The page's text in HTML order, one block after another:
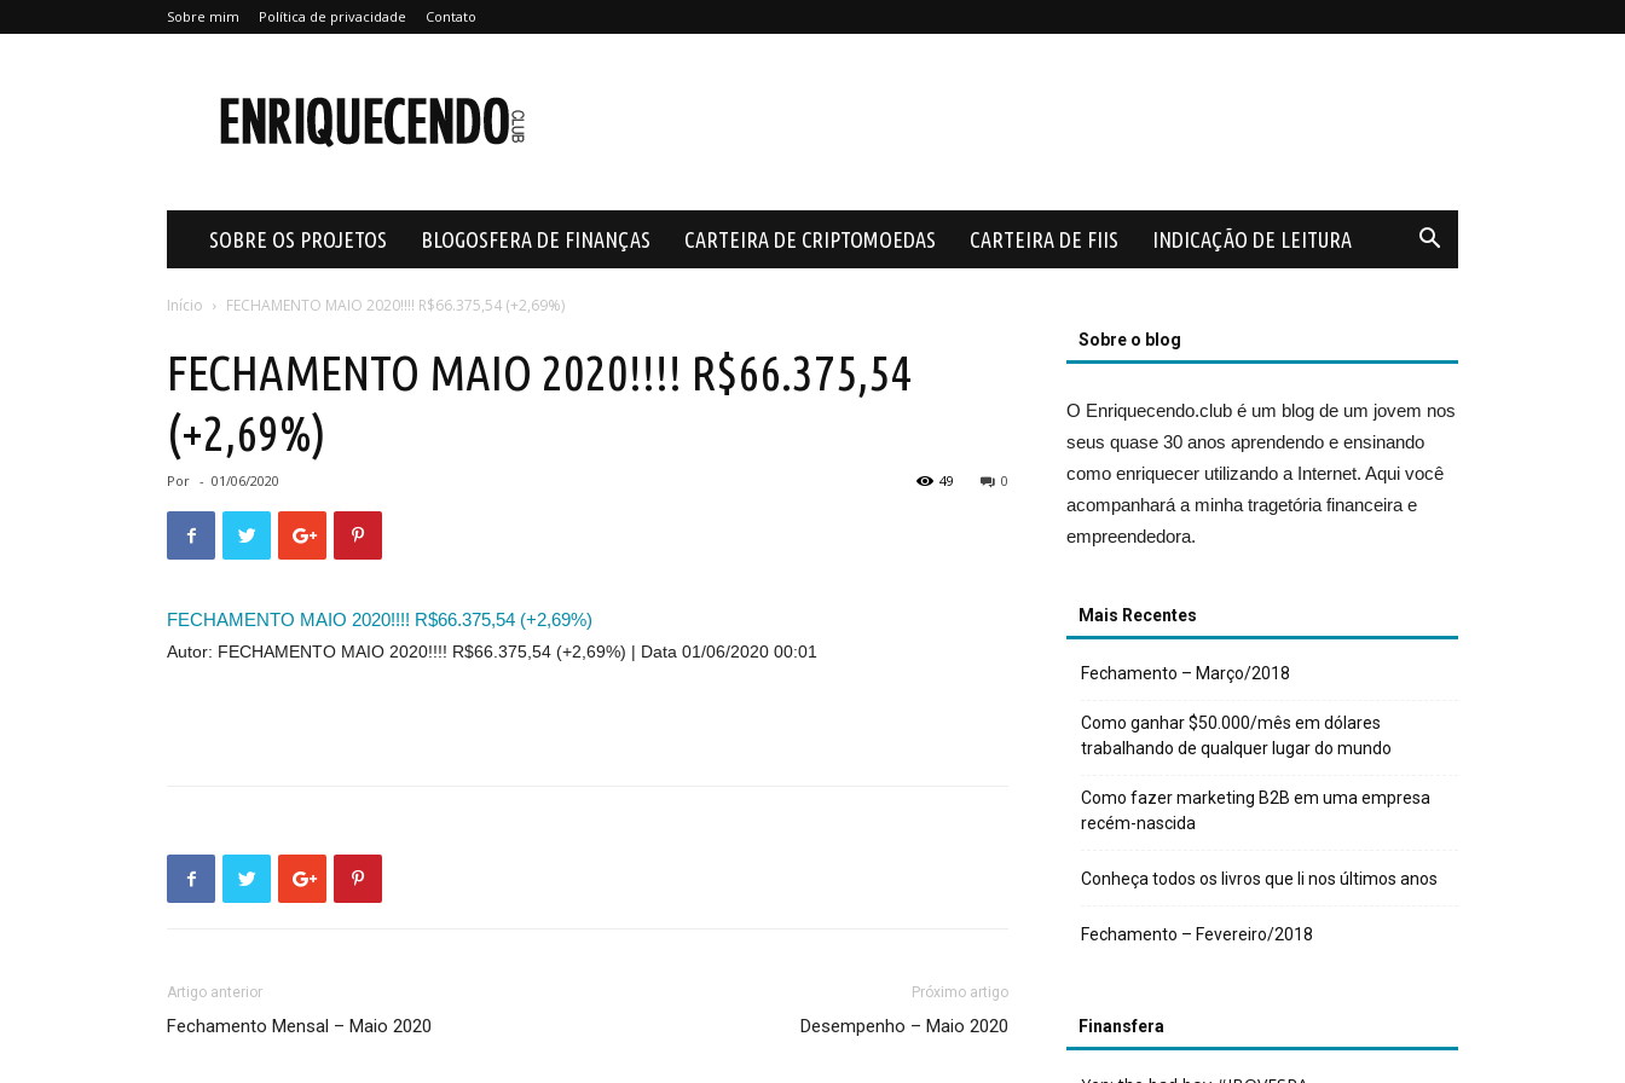
Sobre mim Política de privacidade Contato
SOBRE OS PROJETOS BLOGOSFERA DE FINANÇAS CARTEIRA DE CRIPTOMOEDAS CARTEIRA DE FIIS INDICAÇÃO DE LEITURA
Início FECHAMENTO MAIO 2020!!!! R$66.375,54 (+2,69%)
FECHAMENTO MAIO 2020!!!! R$66.375,54
(+2,69%)
Por - 01/06/2020 0
49
FECHAMENTO MAIO 2020!!!! R$66.375,54 (+2,69%)
Autor: FECHAMENTO MAIO 2020!!!! R$66.375,54 (+2,69%) Data 01/06/2020 00:01
Artigo anterior
Fechamento Mensal – Maio 2020
Próximo artigo
Desempenho – Maio 2020
Sobre o blog
O Enriquecendo.club é um blog de um jovem nos
seus quase 30 anos aprendendo e ensinando
como enriquecer utilizando a Internet. Aqui você
acompanhará a minha tragetória financeira e
empreendedora.
Mais Recentes
Fechamento – Março/2018
Como ganhar $50.000/mês em dólares
trabalhando de qualquer lugar do mundo
Como fazer marketing B2B em uma empresa
recém-nascida
Conheça todos os livros que li nos últimos anos
Fechamento – Fevereiro/2018
Finansfera